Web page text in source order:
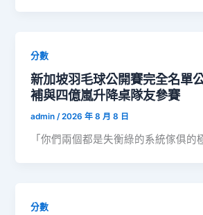
分數
新加坡羽毛球公開賽完全名單
補與四億嵐升降桌隊友參賽
admin/2026 年 8 月 8 日
「你們兩個都是失衡綠的系統傢俱的
分數